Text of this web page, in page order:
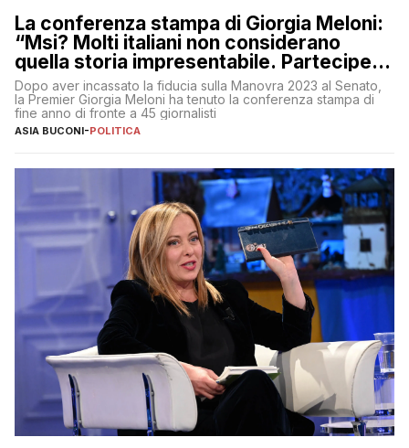
La conferenza stampa di Giorgia Meloni:
“Msi? Molti italiani non considerano
quella storia impresentabile. Parteciperò
al 25 aprile”
Dopo aver incassato la fiducia sulla Manovra 2023 al Senato,
la Premier Giorgia Meloni ha tenuto la conferenza stampa di
fine anno di fronte a 45 giornalisti
ASIA BUCONI-POLITICA